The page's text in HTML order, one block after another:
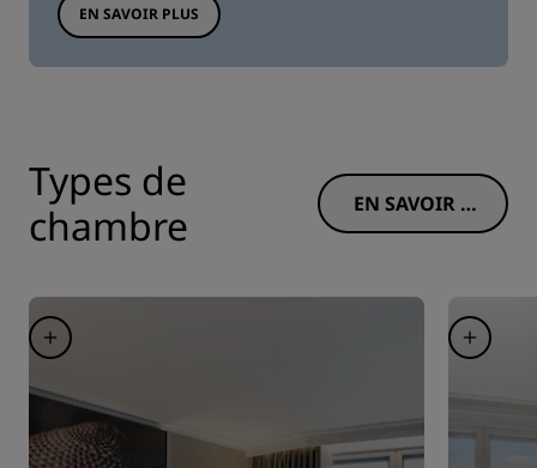
EN SAVOIR PLUS
Types de
chambre
EN SAVOIR P
LUS